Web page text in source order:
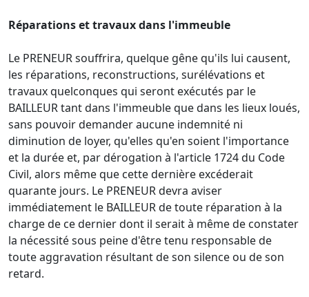
Réparations et travaux dans l'immeuble
Le PRENEUR souffrira, quelque gêne qu'ils lui causent,
les réparations, reconstructions, surélévations et
travaux quelconques qui seront exécutés par le
BAILLEUR tant dans l'immeuble que dans les lieux loués,
sans pouvoir demander aucune indemnité ni
diminution de loyer, qu'elles qu'en soient l'importance
et la durée et, par dérogation à l'article 1724 du Code
Civil, alors même que cette dernière excéderait
quarante jours. Le PRENEUR devra aviser
immédiatement le BAILLEUR de toute réparation à la
charge de ce dernier dont il serait à même de constater
la nécessité sous peine d'être tenu responsable de
toute aggravation résultant de son silence ou de son
retard.